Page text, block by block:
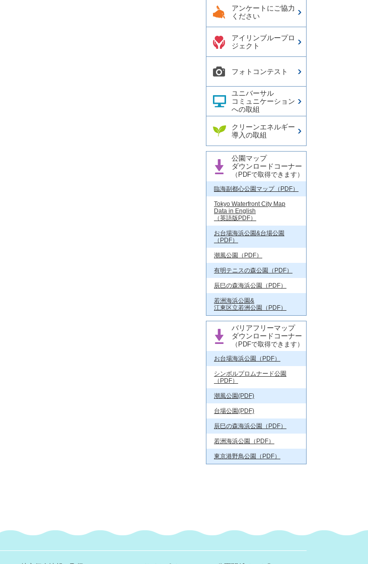
アンケートにご協力
ください
アイリンブループロ
ジェクト
フォトコンテスト
ユニバーサル
コミュニケーション
への取組
クリーンエネルギー
導入の取組
公園マップ
ダウンロードコーナー
（PDFで取得できます）
臨海副都心公園マップ（PDF）
Tokyo Waterfront City Map
Data in English
（英語版PDF）
お台場海浜公園&台場公園
（PDF）
潮風公園（PDF）
有明テニスの森公園（PDF）
辰巳の森海浜公園（PDF）
若洲海浜公園&
江東区立若洲公園（PDF）
バリアフリーマップ
ダウンロードコーナー
（PDFで取得できます）
お台場海浜公園（PDF）
シンボルプロムナード公園
（PDF）
潮風公園(PDF)
台場公園(PDF)
辰巳の森海浜公園（PDF）
若洲海浜公園（PDF）
東京港野鳥公園（PDF）